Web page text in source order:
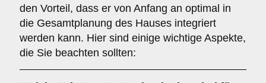
den Vorteil, dass er von Anfang an optimal in
die Gesamtplanung des Hauses integriert
werden kann. Hier sind einige wichtige Aspekte,
die Sie beachten sollten: